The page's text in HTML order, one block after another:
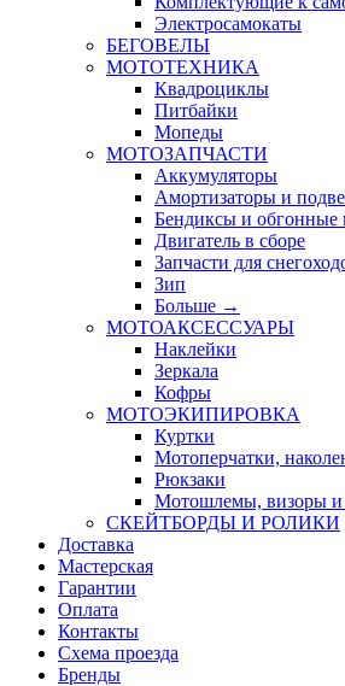
Электросамокаты
БЕГОВЕЛЫ
МОТОТЕХНИКА
Квадроциклы
Питбайки
Мопеды
МОТОЗАПЧАСТИ
Аккумуляторы
Амортизаторы и
Бендиксы и
Двигатель в сборе
Запчасти для
Зип
Больше →
МОТОАКСЕССУАРЫ
Наклейки
Зеркала
Кофры
МОТОЭКИПИРОВКА
Куртки
Мотоперчатки,
Рюкзаки
Мотошлемы, визоры и
СКЕЙТБОРДЫ И РОЛИКИ
Доставка
Мастерская
Гарантии
Оплата
Контакты
Схема проезда
Бренды